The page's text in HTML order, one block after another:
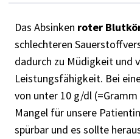
Das Absinken roter
schlechteren
dadurch zu Müdigkeit und
Leistungsfähigkeit. Bei
von unter 10 g/dl
Mangel für unsere
spürbar und es sollte